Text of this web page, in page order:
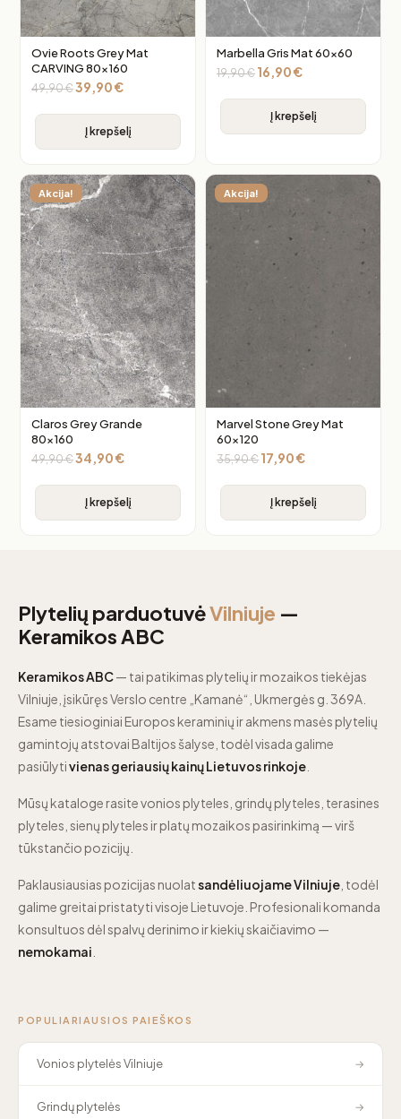
Ovie Roots Grey Mat
CARVING 80×160
49,90€39,90€
Į krepšelį
Marbella Gris Mat 60×60
19,90€ 16,90€
Į krepšelį
Akcija!
Claros Grey Grande
80×160
49,90€34,90€
Į krepšelį
Akcija!
Marvel Stone Grey Mat
60×120
35,90€ 17,90€
Į krepšelį
Plytelių parduotuvėVilniuje —
Keramikos ABC
Keramikos ABC— tai patikimas plytelių ir mozaikos tiekėjas
Vilniuje, įsikūręs Verslo centre „Kamanė“, Ukmergės g. 369A.
Esame tiesioginiai Europos keraminių ir akmens masės plytelių
gamintojų atstovai Baltijos šalyse, todėl visada galime
pasiūlytivienas geriausių kainų Lietuvos rinkoje
Mūsų kataloge rasite vonios plyteles, grindų plyteles, terasines
plyteles, sienų plyteles ir platų mozaikos pasirinkimą — virš
tūkstančio pozicijų.
Paklausiausias pozicijas nuolatsandėliuojame Vilniuje , todėl
galime greitai pristatyti visoje Lietuvoje. Profesionali komanda
konsultuos dėl spalvų derinimo ir kiekių skaičiavimo —
nemokamai
POPULIARIAUSIOS PAIEŠKOS
Vonios plytelės Vilniuje →
Grindų plytelės →